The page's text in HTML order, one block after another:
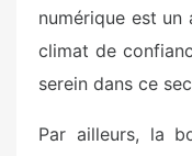
numérique est
climat de
serein dans ce
Par ailleurs, la